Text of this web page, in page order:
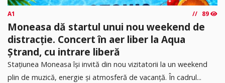
A1 89
Moneasa dă startul unui nou weekend de
distracție. Concert în aer liber la Aqua
Ștrand, cu intrare liberă
Stațiunea Moneasa își invită din nou vizitatorii la un weekend
plin de muzică, energie și atmosferă de vacanță. În cadrul...